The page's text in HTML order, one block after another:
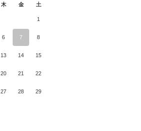
木 金 土
1
6 7 8
13 14 15
20 21 22
27 28 29